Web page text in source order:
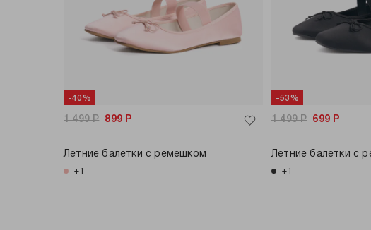
-40%
1 499Р 899 Р
Летние балетки с ремешком
+1
-53%
1 499Р 699 Р
Летние балетки с
+1